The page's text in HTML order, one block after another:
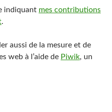
indiquant mes contributions
.
aussi de la mesure et de
web à l’aide de Piwik, un